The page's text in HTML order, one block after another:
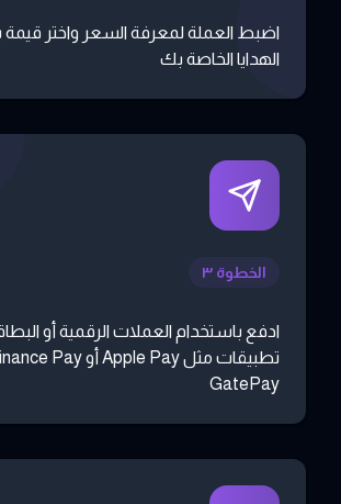
اضبط العملة لمعرفة السعر واختر
الهدايا الخاصة بك
الخطوة ٣
ادفع باستخدام العملات الرقمية أو
GatePay